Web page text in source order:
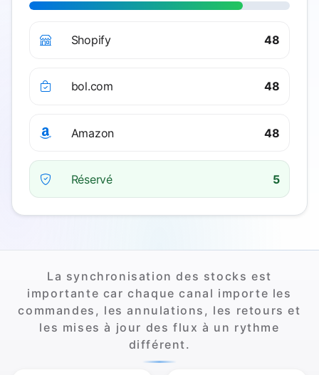
Shopify 48
bol.com 48
Amazon 48
Réservé 5
La synchronisation des stocks est
importante car chaque canal importe les
commandes, les annulations, les retours et
les mises à jour des flux à un rythme
différent.